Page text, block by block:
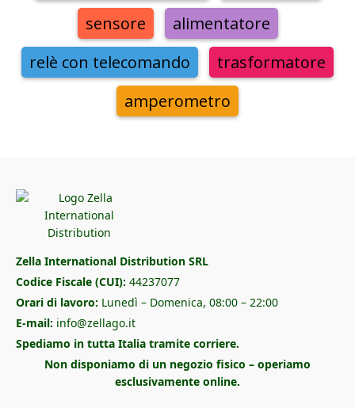
sensore
alimentatore
relè con telecomando
trasformatore
amperometro
Zella International Distribution SRL
Codice Fiscale (CUI): 44237077
Orari di lavoro: Lunedì – Domenica, 08:00 – 22:00
E-mail: info@zellago.it
Spediamo in tutta Italia tramite corriere.
Non disponiamo di un negozio fisico – operiamo
esclusivamente online.